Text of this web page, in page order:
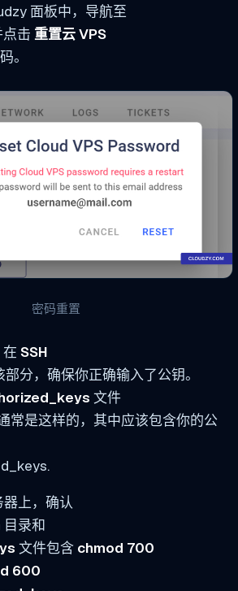
面板中，导航至
击 重置云 VPS
。
密码重置
在 SSH
分，确保你正确输入了公钥。
文件
常是这样的，其中应该包含你的公
上，确认
目录和
文件包含 chmod 700
600